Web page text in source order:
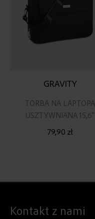
GRAVITY
TORBA NA LAPTOPA
USZTYWNIANA 15,6"
CZARNA
79,90 zł
Kontakt z nami